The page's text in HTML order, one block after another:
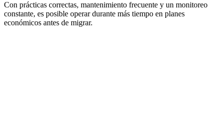
Con prácticas correctas, mantenimiento frecuente y un monitoreo
constante, es posible operar durante más tiempo en planes
económicos antes de migrar.